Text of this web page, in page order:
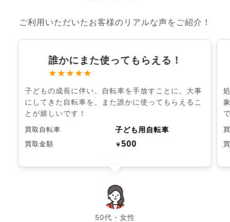
ご利用いただいたお客様のリアルな声をご紹介！
誰かにまた使ってもらえる！
★★★★★
子どもの成長に伴い、自転車を手放すことに。大事
にしてきた自転車を、また誰かに使ってもらえるこ
とが嬉しいです！
買取自転車 子ども用自転車
買取金額 ￥500
50代・女性
chevron_left chevron_right